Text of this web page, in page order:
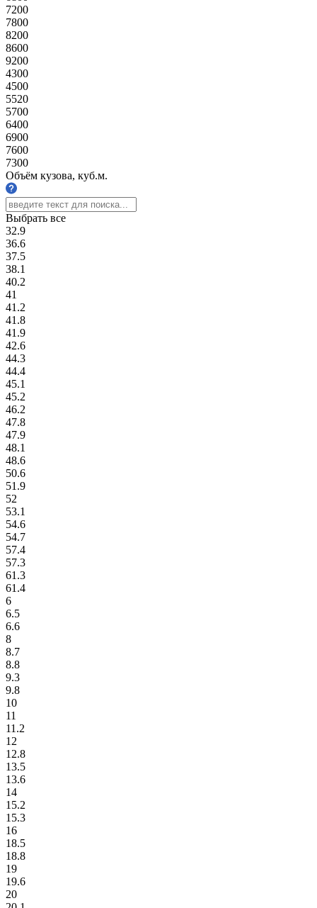
7200
7800
8200
8600
9200
4300
4500
5520
5700
6400
6900
7600
7300
Объём кузова, куб.м.
Выбрать все
32.9
36.6
37.5
38.1
40.2
41
41.2
41.8
41.9
42.6
44.3
44.4
45.1
45.2
46.2
47.8
47.9
48.1
48.6
50.6
51.9
52
53.1
54.6
54.7
57.4
57.3
61.3
61.4
6
6.5
6.6
8
8.7
8.8
9.3
9.8
10
11
11.2
12
12.8
13.5
13.6
14
15.2
15.3
16
18.5
18.8
19
19.6
20